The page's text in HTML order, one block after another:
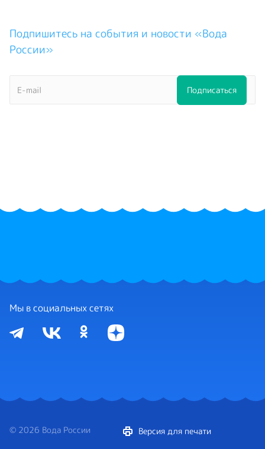
Подпишитесь на события и новости «Вода
России»
Мы в социальных сетях
© 2026 Вода России Версия для печати